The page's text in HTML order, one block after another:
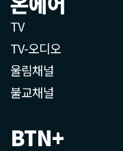
TV
TV-오디오
울림채널
불교채널
BTN+